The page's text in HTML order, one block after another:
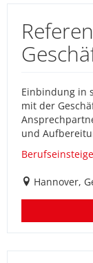
Einbindung in
mit der
und
Hannover,